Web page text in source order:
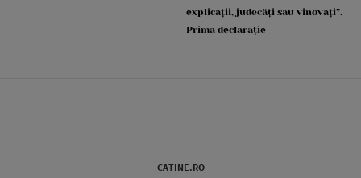
explicații, judecăți sau vinovați”.
Prima declarație
CATINE.RO